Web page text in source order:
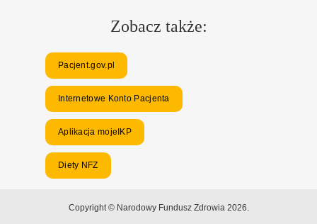
Zobacz także:
Pacjent.gov.pl
Internetowe Konto Pacjenta
Aplikacja mojeIKP
Diety NFZ
Copyright © Narodowy Fundusz Zdrowia 2026.